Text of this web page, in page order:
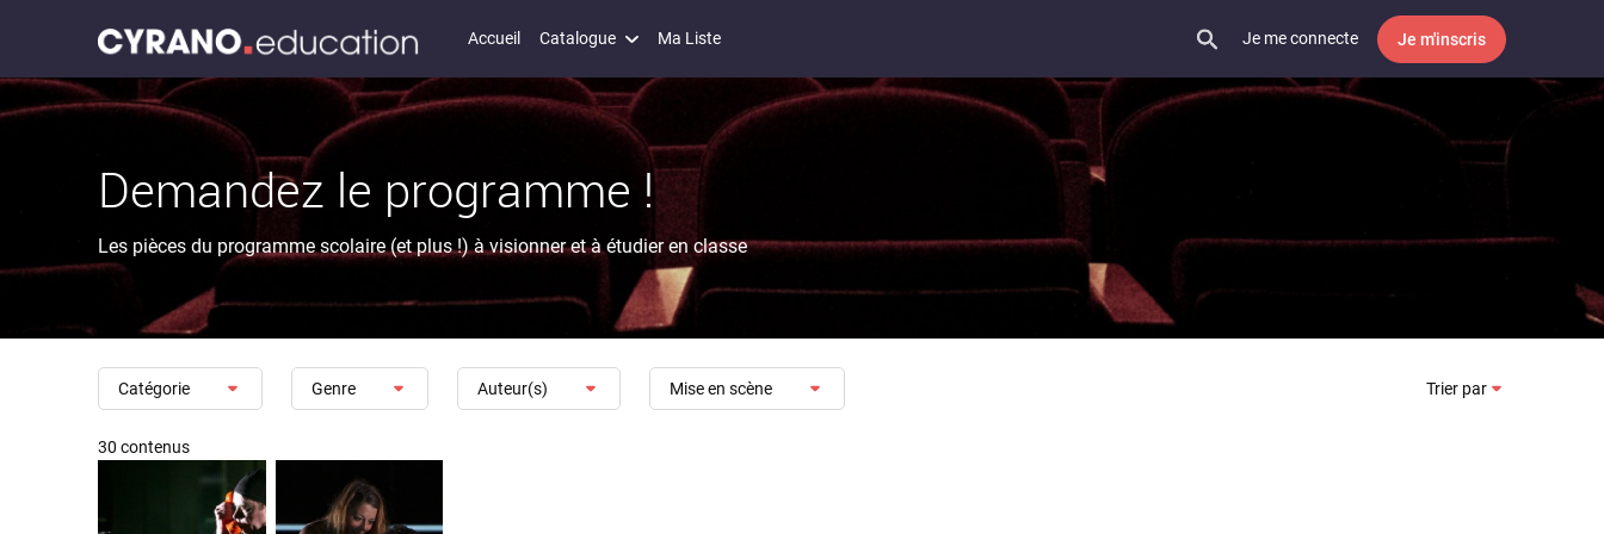
Accueil Catalogue Ma Liste Je me connecte Je m'inscris
Demandez le programme !
Les pièces du programme scolaire (et plus !) à visionner et à étudier en classe
Catégorie Genre Auteur(s) Mise en scène Trier par
30 contenus